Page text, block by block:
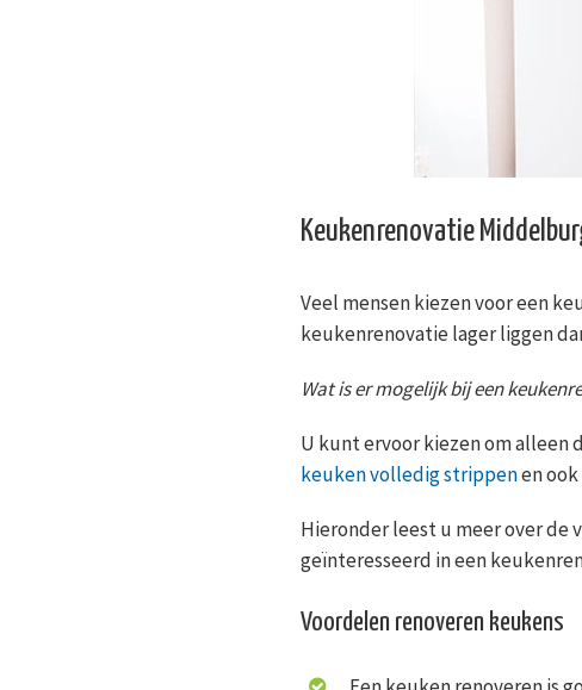
Keukenrenovatie
Veel mensen kiezen voor een
keukenrenovatie lager liggen
Wat is er mogelijk bij een
U kunt ervoor kiezen om alleen
keuken volledig strippenen
Hieronder leest u meer over de
geïnteresseerd in een
Voordelen renoveren keukens